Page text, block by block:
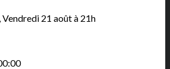
21 août à 21h